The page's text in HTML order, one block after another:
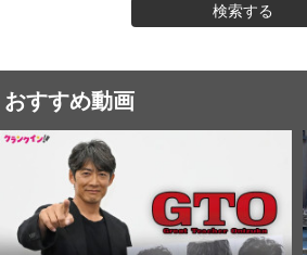
検索する
おすすめ動画